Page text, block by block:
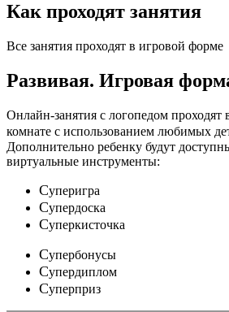
Как проходят занятия
Все занятия проходят в игровой форме
Развивая. Игровая
Онлайн-занятия с логопедом проходят
комнате с использованием любимых
Дополнительно ребенку будут
виртуальные инструменты:
Cуперигра
Cупердоска
Cуперкисточка
Cупербонусы
Cупердиплом
Cуперприз